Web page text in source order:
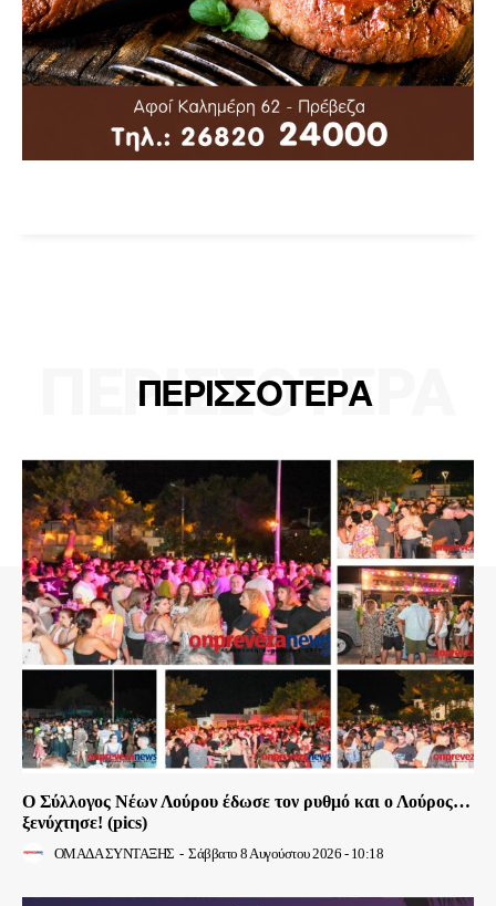
ΠΕΡΙΣΣΟΤΕΡΑ
ΠΕΡΙΣΣΟΤΕΡΑ
Ο Σύλλογος Νέων Λούρου έδωσε τον ρυθμό και ο Λούρος…
ξενύχτησε! (pics)
ΟΜΑΔΑ ΣΥΝΤΑΞΗΣ - Σάββατο 8 Αυγούστου 2026 - 10:18